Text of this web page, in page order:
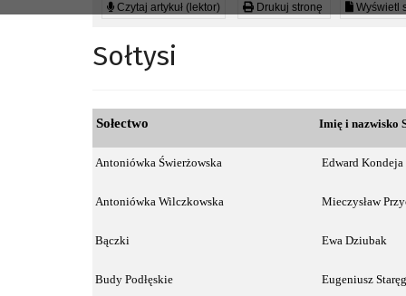
Czytaj artykuł (lektor) Drukuj stronę Wyświetl
Sołtysi
Sołectwo Imię i nazwisko
Antoniówka Świerżowska Edward Kondeja
Antoniówka Wilczkowska Mieczysław
Bączki Ewa Dziubak
Budy Podłęskie Eugeniusz